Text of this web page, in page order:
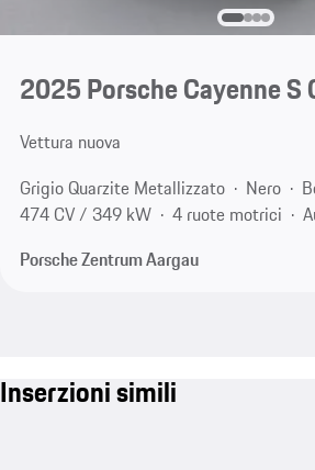
2025 Porsche Cayenne S
Vettura nuova
Grigio Quarzite Metallizzato
Nero
474 CV / 349 kW
4 ruote motrici
Porsche Zentrum Aargau
Inserzioni simili